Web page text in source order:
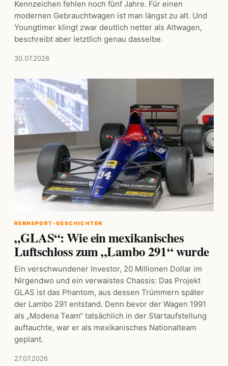
Kennzeichen fehlen noch fünf Jahre. Für einen
modernen Gebrauchtwagen ist man längst zu alt. Und
Youngtimer klingt zwar deutlich netter als Altwagen,
beschreibt aber letztlich genau dasselbe.
30.07.2026
RENNSPORT-GESCHICHTEN
„GLAS“: Wie ein mexikanisches
Luftschloss zum „Lambo 291“ wurde
Ein verschwundener Investor, 20 Millionen Dollar im
Nirgendwo und ein verwaistes Chassis: Das Projekt
GLAS ist das Phantom, aus dessen Trümmern später
der Lambo 291 entstand. Denn bevor der Wagen 1991
als „Modena Team“ tatsächlich in der Startaufstellung
auftauchte, war er als mexikanisches Nationalteam
geplant.
27.07.2026